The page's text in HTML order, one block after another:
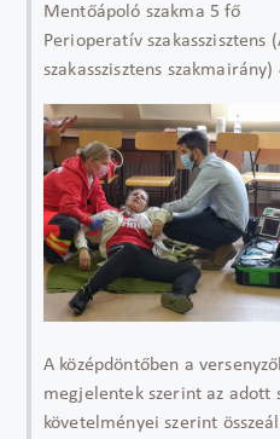
Mentőápoló szakma 5 fő
Perioperatív szakasszisztens
szakasszisztens szakmairány)
A középdöntőben a
megjelentek szerint az adott
követelményei szerint